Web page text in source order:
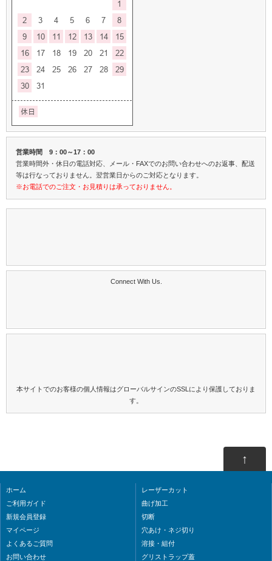
営業時間 9：00～17：00
営業時間外・休日の電話対応、メール・FAXでのお問い合わせへのお返事、配送
等は行なっておりません。翌営業日からのご対応となります。
※お電話でのご注文・お見積りは承っておりません。
Connect With Us.
本サイトでのお客様の個人情報はグローバルサインのSSLにより保護しておりま
す。
↑
ホーム
ご利用ガイド
新規会員登録
マイページ
よくあるご質問
お問い合わせ
レーザーカット
曲げ加工
切断
穴あけ・ネジ切り
溶接・組付
グリストラップ蓋